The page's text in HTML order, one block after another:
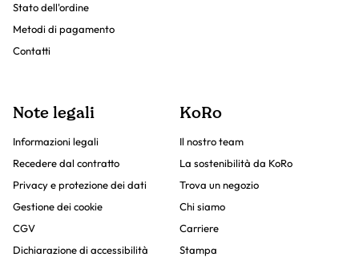
Stato dell'ordine
Metodi di pagamento
Contatti
Note legali
Informazioni legali
Recedere dal contratto
Privacy e protezione dei dati
Gestione dei cookie
CGV
Dichiarazione di accessibilità
KoRo
Il nostro team
La sostenibilità da KoRo
Trova un negozio
Chi siamo
Carriere
Stampa